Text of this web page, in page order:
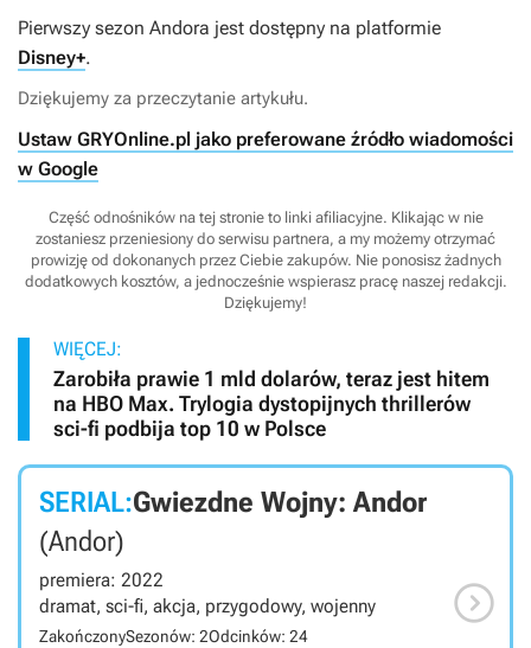
Pierwszy sezon Andora jest dostępny na platformie
Disney+.
Dziękujemy za przeczytanie artykułu.
Ustaw GRYOnline.pl jako preferowane źródło wiadomości
w Google
Część odnośników na tej stronie to linki afiliacyjne. Klikając w nie
zostaniesz przeniesiony do serwisu partnera, a my możemy otrzymać
prowizję od dokonanych przez Ciebie zakupów. Nie ponosisz żadnych
dodatkowych kosztów, a jednocześnie wspierasz pracę naszej redakcji.
Dziękujemy!
WIĘCEJ:
Zarobiła prawie 1 mld dolarów, teraz jest hitem
na HBO Max. Trylogia dystopijnych thrillerów
sci-fi podbija top 10 w Polsce
SERIAL:Gwiezdne Wojny: Andor
(Andor)
premiera: 2022
dramat, sci-fi, akcja, przygodowy, wojenny
ZakończonySezonów: 2Odcinków: 24
